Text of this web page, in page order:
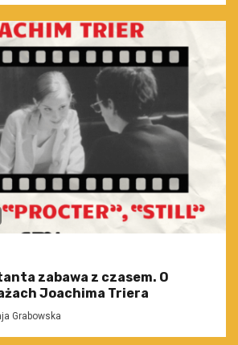
zabawa z czasem. O
Joachima Triera
Grabowska